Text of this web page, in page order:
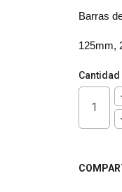
Barras
125mm,
Cantidad